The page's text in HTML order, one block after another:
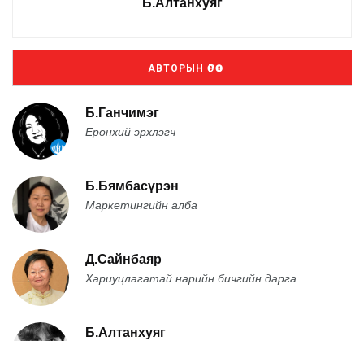
Б.Алтанхуяг
АВТОРЫН ӨРӨӨ
Б.Ганчимэг
Ерөнхий эрхлэгч
Б.Бямбасүрэн
Маркетингийн алба
Д.Сайнбаяр
Хариуцлагатай нарийн бичгийн дарга
Б.Алтанхуяг